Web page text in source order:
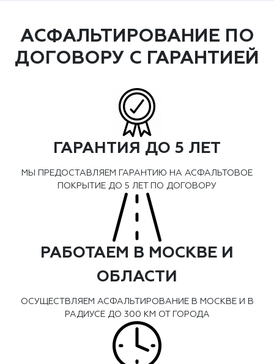
АСФАЛЬТИРОВАНИЕ ПО
ДОГОВОРУ С ГАРАНТИЕЙ
ГАРАНТИЯ ДО 5 ЛЕТ
МЫ ПРЕДОСТАВЛЯЕМ ГАРАНТИЮ НА АСФАЛЬТОВОЕ
ПОКРЫТИЕ ДО 5 ЛЕТ ПО ДОГОВОРУ
РАБОТАЕМ В МОСКВЕ И
ОБЛАСТИ
ОСУЩЕСТВЛЯЕМ АСФАЛЬТИРОВАНИЕ В МОСКВЕ И В
РАДИУСЕ ДО 300 КМ ОТ ГОРОДА